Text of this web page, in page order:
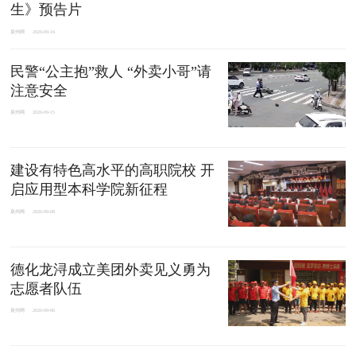
生》预告片
泉州网 2020-09-16
民警“公主抱”救人 “外卖小哥”请
注意安全
泉州网 2020-09-15
建设有特色高水平的高职院校 开
启应用型本科学院新征程
泉州网 2020-09-08
德化龙浔成立美团外卖见义勇为
志愿者队伍
泉州网 2020-09-06